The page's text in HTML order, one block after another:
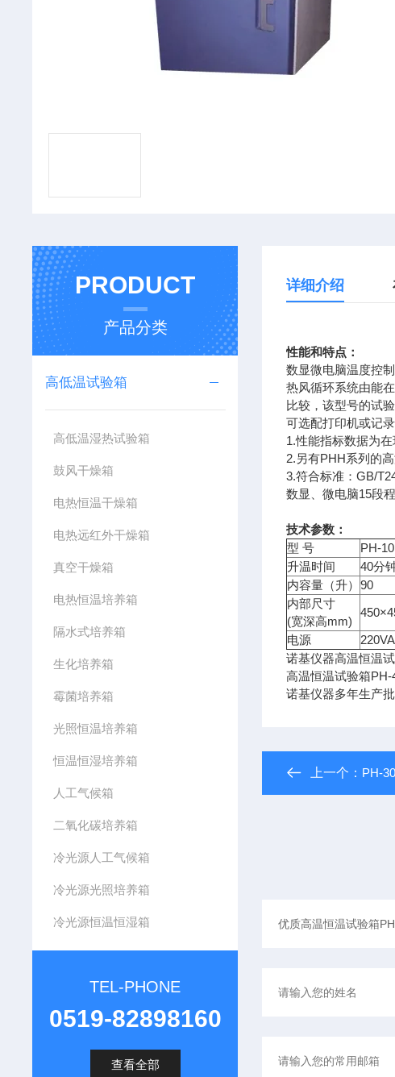
PRODUCT
产品分类
高低温试验箱
高低温湿热试验箱
鼓风干燥箱
电热恒温干燥箱
电热远红外干燥箱
真空干燥箱
电热恒温培养箱
隔水式培养箱
生化培养箱
霉菌培养箱
光照恒温培养箱
恒温恒湿培养箱
人工气候箱
二氧化碳培养箱
冷光源人工气候箱
冷光源光照培养箱
冷光源恒温恒湿箱
TEL-PHONE
0519-82898160
查看全部
详细介绍
性能和特点：
数显微电脑温度控
热风循环系统由能
比较，该型号的试
可选配打印机或记
1.性能指标数据为
2.另有PHH系列的
3.符合标准：GB/
数显、微电脑15段
技术参数：
型 号
PH-
升温时间
40分
内容量（升） 90
内部尺寸
(宽深高mm)
电源
诺基仪器高温恒温
高温恒温试验箱
诺基仪器多年生产
上一个： PH-301诺